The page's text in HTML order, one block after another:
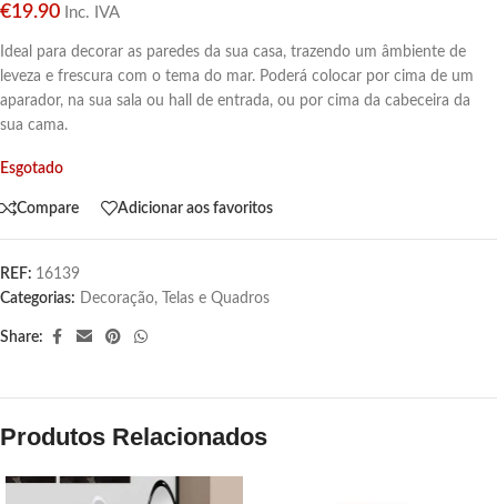
€19.90 Inc. IVA
Ideal para decorar as paredes da sua casa, trazendo um âmbiente de
leveza e frescura com o tema do mar. Poderá colocar por cima de um
aparador, na sua sala ou hall de entrada, ou por cima da cabeceira da
sua cama.
Esgotado
Compare Adicionar aos favoritos
REF: 16139
Categorias: Decoração, Telas e Quadros
Share:
Produtos Relacionados